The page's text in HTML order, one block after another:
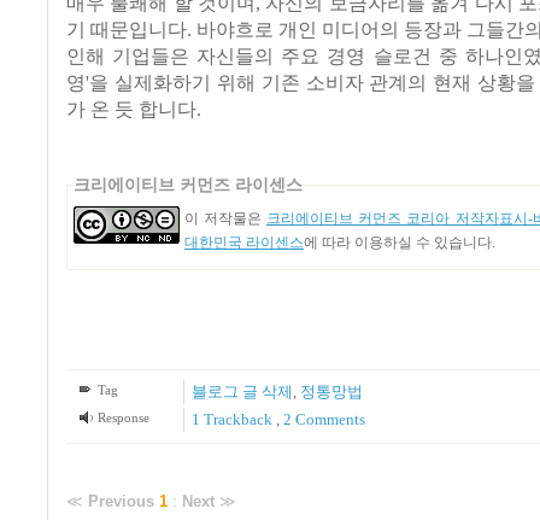
기 때문입니다. 바야흐로 개인 미디어의 등장과 그들간
인해 기업들은 자신들의 주요 경영 슬로건 중 하나인
영'을 실제화하기 위해 기존 소비자 관계의 현재 상황
가 온 듯 합니다.
크리에이티브 커먼즈 라이센스
이 저작물은 크리에이티브 커먼즈 코리아 저작자표시-
대한민국 라이센스에 따라 이용하실 수 있습니다.
Tag 블로그 글 삭제 , 정통망법
Response 1 Trackback , 2 Comments
≪ Previous 1 : Next ≫